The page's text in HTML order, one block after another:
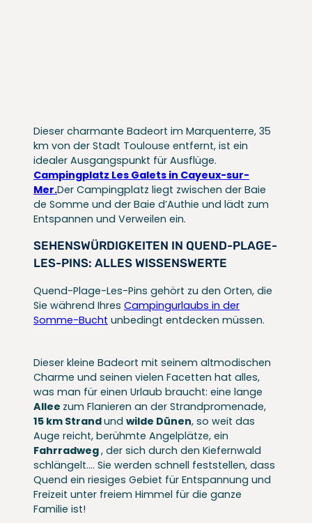
Dieser charmante Badeort im Marquenterre, 35
km von der Stadt Toulouse entfernt, ist ein
idealer Ausgangspunkt für Ausflüge.
Campingplatz Les Galets in Cayeux-sur-
Mer.Der Campingplatz liegt zwischen der Baie
de Somme und der Baie d’Authie und lädt zum
Entspannen und Verweilen ein.
SEHENSWÜRDIGKEITEN IN QUEND-PLAGE-
LES-PINS: ALLES WISSENSWERTE
Quend-Plage-Les-Pins gehört zu den Orten, die
Sie während Ihres Campingurlaubs in der
Somme-Bucht unbedingt entdecken müssen.
Dieser kleine Badeort mit seinem altmodischen
Charme und seinen vielen Facetten hat alles,
was man für einen Urlaub braucht: eine lange
Allee zum Flanieren an der Strandpromenade,
15 km Strandund wilde Dünen, so weit das
Auge reicht, berühmte Angelplätze, ein
Fahrradweg, der sich durch den Kiefernwald
schlängelt…. Sie werden schnell feststellen, dass
Quend ein riesiges Gebiet für Entspannung und
Freizeit unter freiem Himmel für die ganze
Familie ist!